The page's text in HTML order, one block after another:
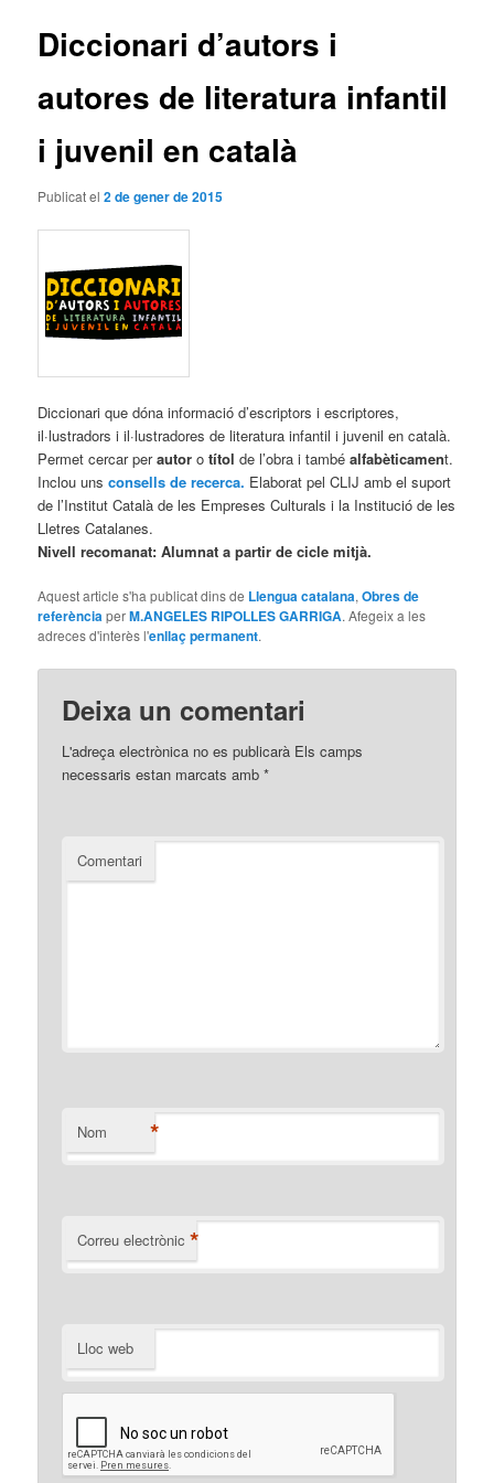
Diccionari d’autors i
autores de literatura infantil
i juvenil en català
Publicat el2 de gener de 2015
Diccionari que dóna informació d’escriptors i escriptores,
il·lustradors i il·lustradores de literatura infantil i juvenil en català.
Permet cercar perautor otítol de l’obra i també alfabèticament.
Inclou unsconsells de recerca. Elaborat pel CLIJ amb el suport
de l’Institut Català de les Empreses Culturals i la Institució de les
Lletres Catalanes.
Nivell recomanat: Alumnat a partir de cicle mitjà.
Aquest article s'ha publicat dins de Llengua catalana,Obres de
referènciaperM.ANGELES RIPOLLES GARRIGA. Afegeix a les
adreces d'interès l'enllaç permanent.
Deixa un comentari
L'adreça electrònica no es publicarà Els camps
necessaris estan marcats amb*
Comentari
Nom *
Correu electrònic *
Lloc web